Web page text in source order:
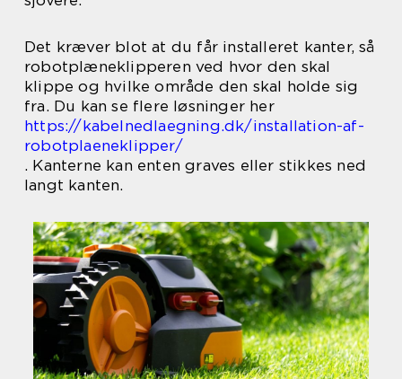
Det kræver blot at du får installeret kanter, så
robotplæneklipperen ved hvor den skal
klippe og hvilke område den skal holde sig
fra. Du kan se flere løsninger her
https://kabelnedlaegning.dk/installation-af-
robotplaeneklipper/
. Kanterne kan enten graves eller stikkes ned
langt kanten.